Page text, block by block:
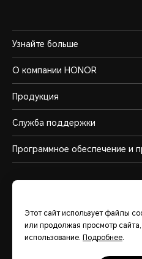
Узнайте больше
О компании HONOR
Продукция
Служба поддержки
Программное обеспечение и
Uzbekistan (Pусский)
Этот сайт использует файлы
или продолжая просмотр
использование. Подробнее.